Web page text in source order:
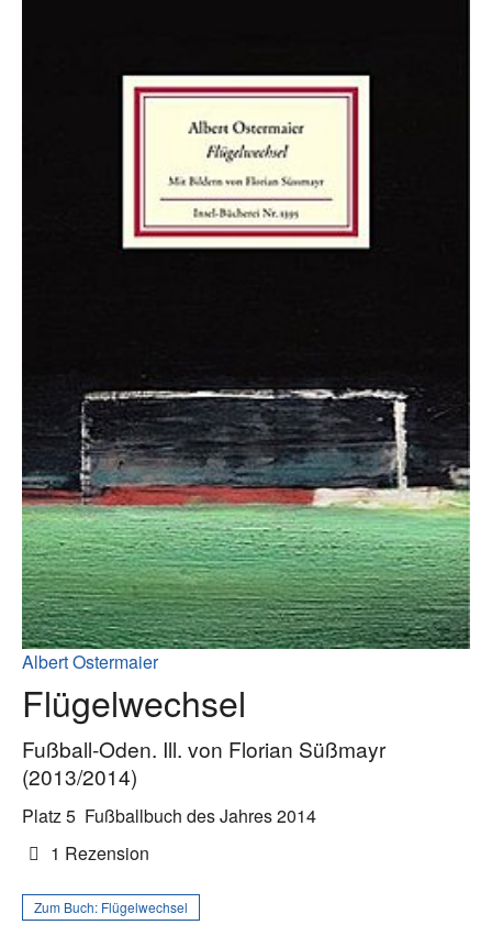
Albert Ostermaier
Flügelwechsel
Fußball-Oden. Ill. von Florian Süßmayr
(2013/2014)
Platz 5 Fußballbuch des Jahres 2014
1 Rezension
Zum Buch: Flügelwechsel